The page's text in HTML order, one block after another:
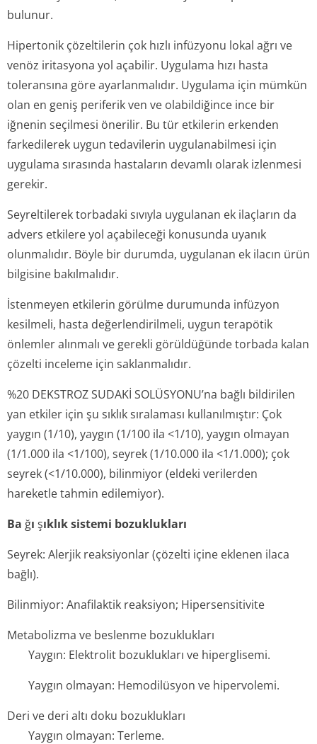
bulunur.
Hipertonik çözeltilerin çok hızlı infüzyonu lokal ağrı ve
venöz iritasyona yol açabilir. Uygulama hızı hasta
toleransına göre ayarlanmalıdır. Uygulama için mümkün
olan en geniş periferik ven ve olabildiğince ince bir
iğnenin seçilmesi önerilir. Bu tür etkilerin erkenden
farkedilerek uygun tedavilerin uygulanabilmesi için
uygulama sırasında hastaların devamlı olarak izlenmesi
gerekir.
Seyreltilerek torbadaki sıvıyla uygulanan ek ilaçların da
advers etkilere yol açabileceği konusunda uyanık
olunmalıdır. Böyle bir durumda, uygulanan ek ilacın ürün
bilgisine bakılmalıdır.
İstenmeyen etkilerin görülme durumunda infüzyon
kesilmeli, hasta değerlendirilmeli, uygun terapötik
önlemler alınmalı ve gerekli görüldüğünde torbada kalan
çözelti inceleme için saklanmalıdır.
%20 DEKSTROZ SUDAKİ SOLÜSYONU’na bağlı bildirilen
yan etkiler için şu sıklık sıralaması kullanılmıştır: Çok
yaygın (1/10), yaygın (1/100 ila <1/10), yaygın olmayan
(1/1.000 ila <1/100), seyrek (1/10.000 ila <1/1.000); çok
seyrek (<1/10.000), bilinmiyor (eldeki verilerden
hareketle tahmin edilemiyor).
Ba ğı şıklık sistemi bozuklukları
Seyrek: Alerjik reaksiyonlar (çözelti içine eklenen ilaca
bağlı).
Bilinmiyor: Anafilaktik reaksiyon; Hipersensitivite
Metabolizma ve beslenme bozuklukları
Yaygın: Elektrolit bozuklukları ve hiperglisemi.
Yaygın olmayan: Hemodilüsyon ve hipervolemi.
Deri ve deri altı doku bozuklukları
Yaygın olmayan: Terleme.